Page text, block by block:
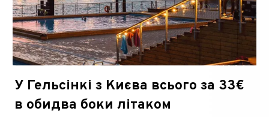
У Гельсінкі з Києва всього за 33€
в обидва боки літаком